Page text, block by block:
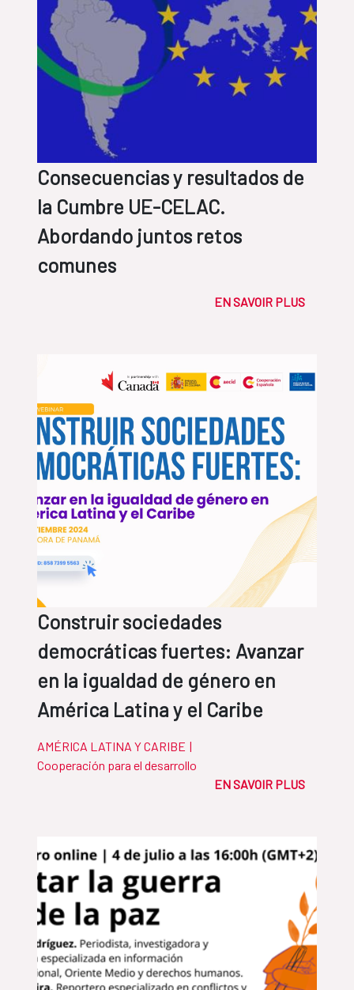
Consecuencias y resultados de
la Cumbre UE-CELAC.
Abordando juntos retos
comunes
EN SAVOIR PLUS
Construir sociedades
democráticas fuertes: Avanzar
en la igualdad de género en
América Latina y el Caribe
AMÉRICA LATINA Y CARIBE |
Cooperación para el desarrollo
EN SAVOIR PLUS